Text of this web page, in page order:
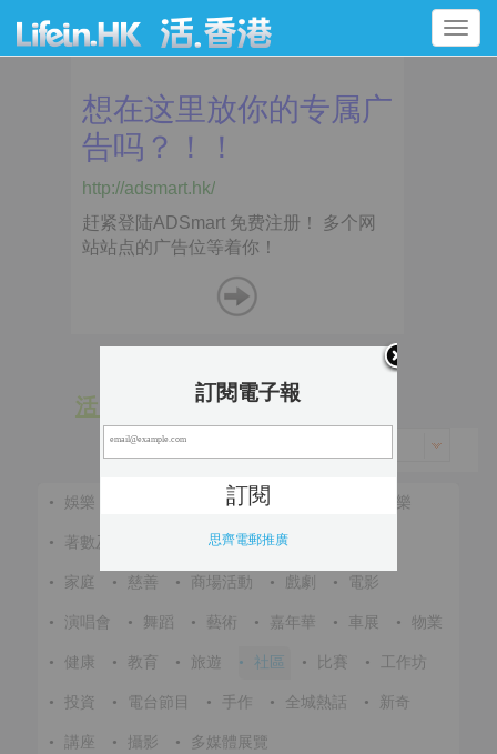
Toggle
navigation
活 動
• 娛樂 • 節慶 音樂
• 著數及優惠 • 體育 •
• 家庭 • 慈善 • 商場活動 • 戲劇 • 電影
• 演唱會 • 舞蹈 • 藝術 • 嘉年華 • 車展 • 物業
• 健康 • 教育 • 旅遊 • 社區 • 比賽 • 工作坊
• 投資 • 電台節目 • 手作 • 全城熱話 • 新奇
• 講座 • 攝影 • 多媒體展覽
訂閱電子報
思齊電郵推廣